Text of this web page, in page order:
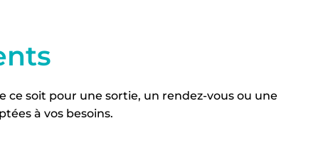
soit pour une sortie, un rendez-vous ou une
à vos besoins.